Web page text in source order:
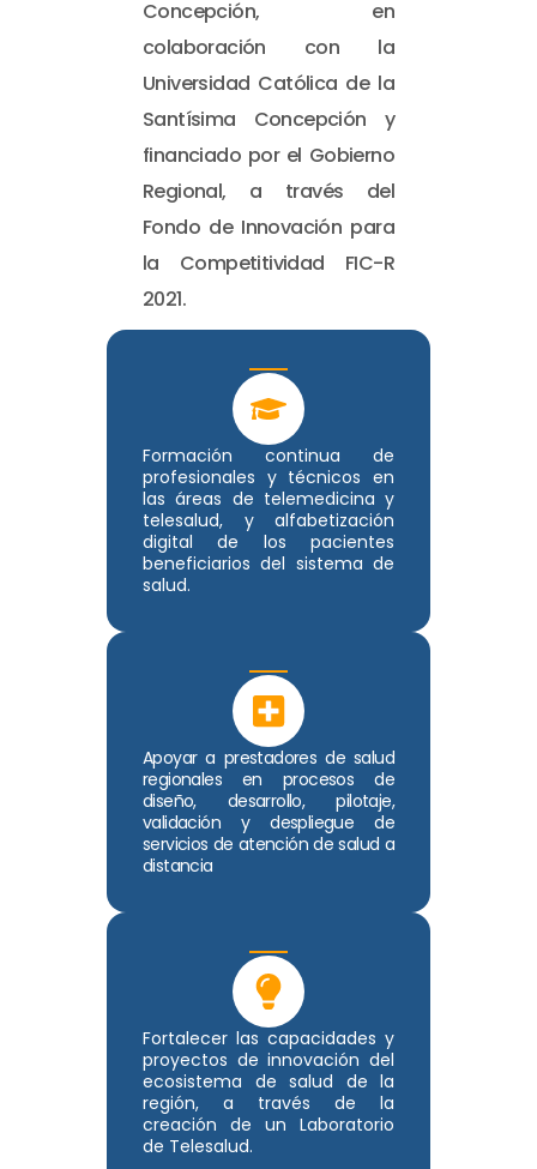
Formación continua de
profesionales y técnicos en
las áreas de telemedicina y
telesalud, y alfabetización
digital de los pacientes
beneficiarios del sistema de
salud.
Apoyar a prestadores de salud
regionales en procesos de
diseño, desarrollo, pilotaje,
validación y despliegue de
servicios de atención de salud a
distancia
Fortalecer las capacidades y
proyectos de innovación del
ecosistema de salud de la
región, a través de la
creación de un Laboratorio
de Telesalud.
Concepción, en
colaboración con la
Universidad Católica de la
Santísima Concepción y
financiado por el Gobierno
Regional, a través del
Fondo de Innovación para
la Competitividad FIC-R
2021.